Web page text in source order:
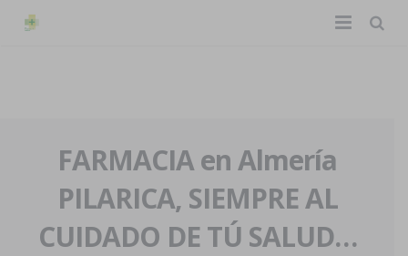
La farmacia
Nuestra historia
Nuestro equipo
Eventos
Servicios y reservas
FARMACIA en Almería
PILARICA, SIEMPRE AL
CUIDADO DE TÚ SALUD…